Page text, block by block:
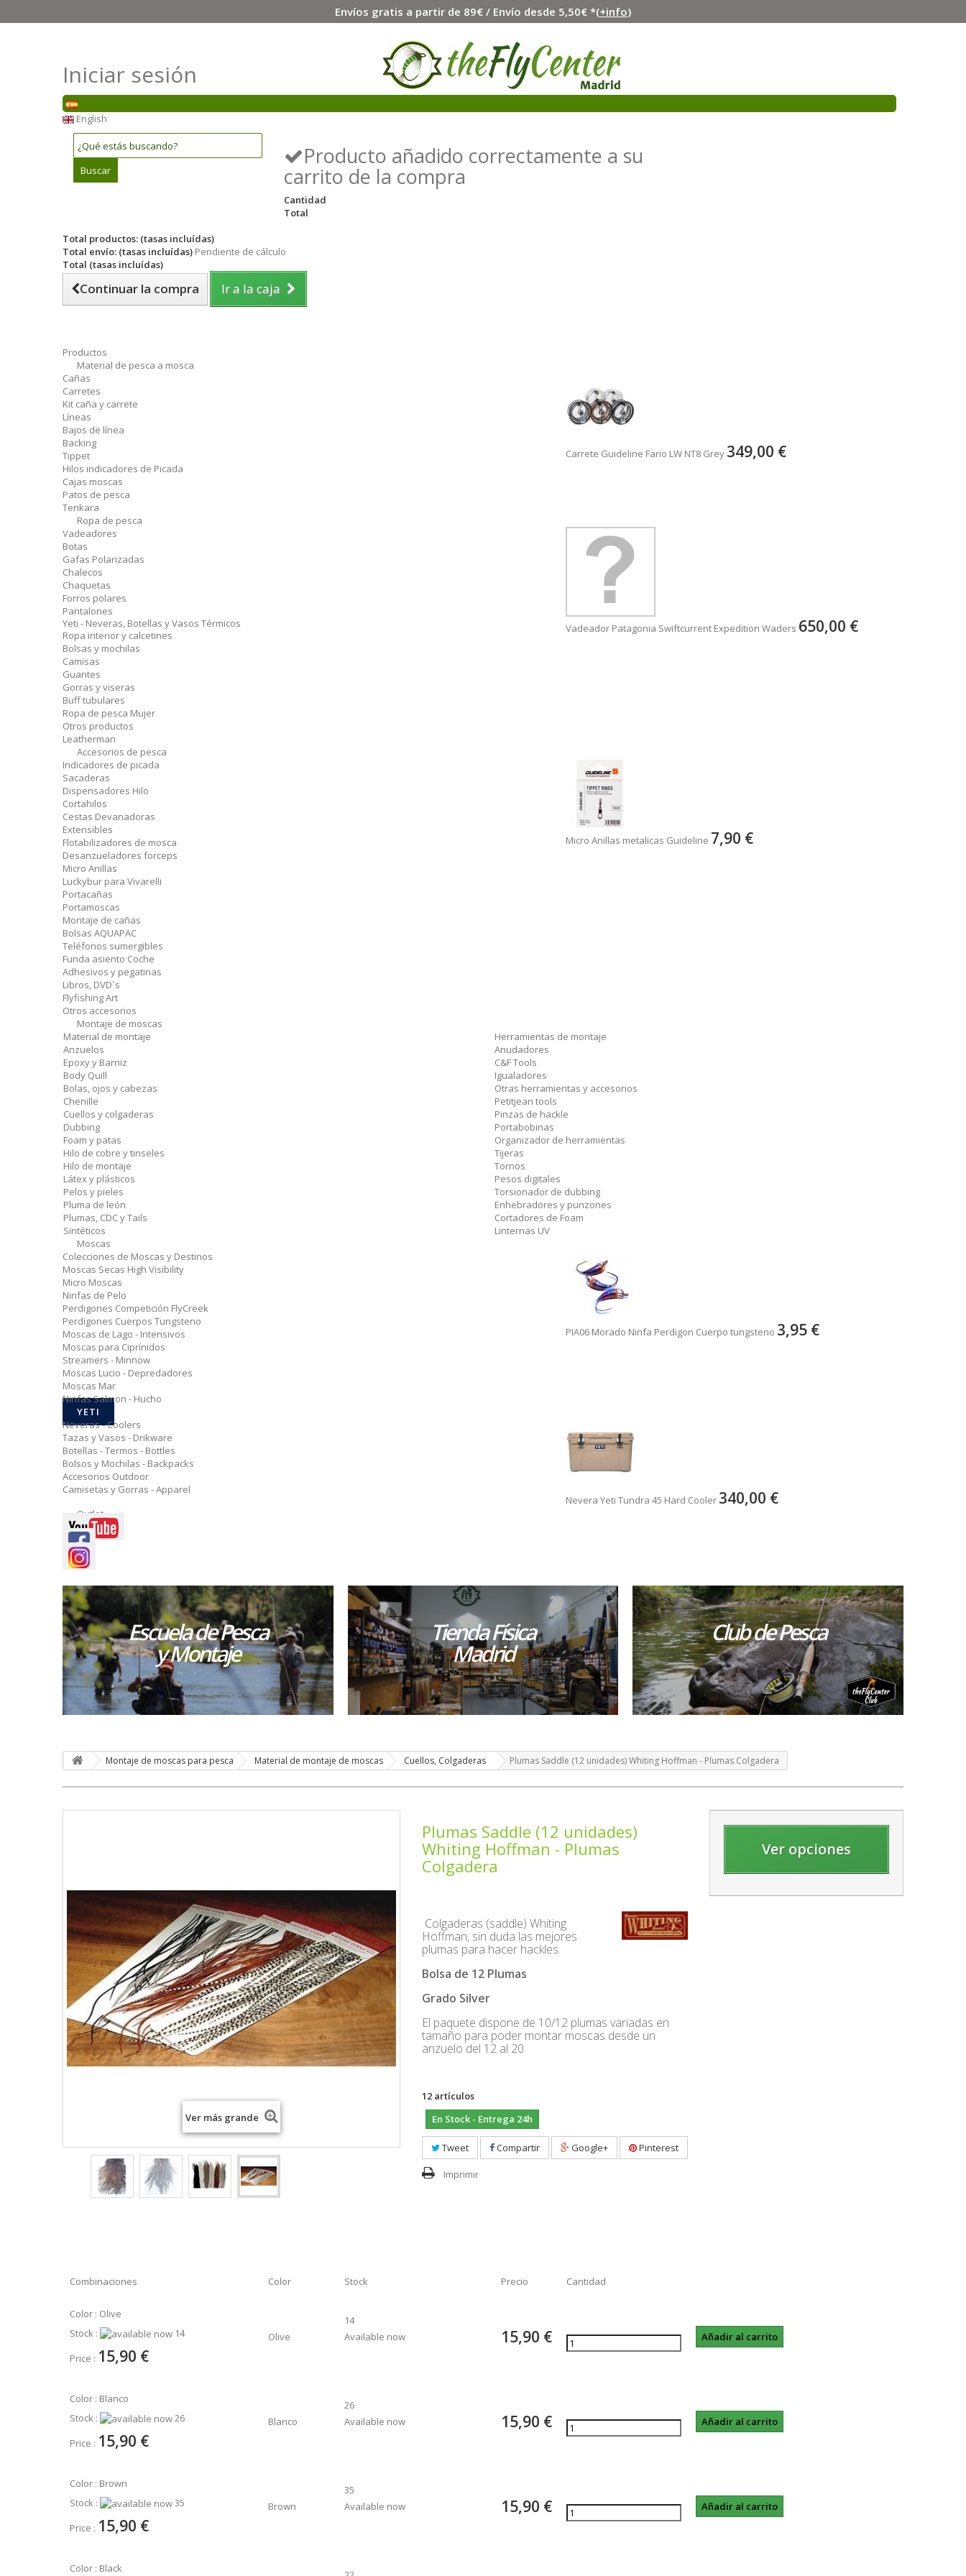
Envíos gratis a partir de 89€ / Envío desde 5,50€ *(+info)
Iniciar sesión
English
Buscar
Producto añadido correctamente a su
carrito de la compra
Cantidad
Total
Total productos: (tasas incluídas)
Total envío: (tasas incluídas) Pendiente de cálculo
Total (tasas incluídas)
Continuar la compra Ir a la caja
Productos
Material de pesca a mosca
Cañas
Carretes
Kit caña y carrete
Líneas
Bajos de línea
Backing
Tippet
Hilos indicadores de Picada
Cajas moscas
Patos de pesca
Tenkara
Carrete Guideline Fario LW NT8 Grey 349,00 €
Ropa de pesca
Vadeadores
Botas
Gafas Polarizadas
Chalecos
Chaquetas
Forros polares
Pantalones
Yeti - Neveras, Botellas y Vasos Térmicos
Ropa interior y calcetines
Bolsas y mochilas
Camisas
Guantes
Gorras y viseras
Buff tubulares
Ropa de pesca Mujer
Otros productos
Leatherman
Vadeador Patagonia Swiftcurrent Expedition Waders 650,00 €
Accesorios de pesca
Indicadores de picada
Sacaderas
Dispensadores Hilo
Cortahilos
Cestas Devanadoras
Extensibles
Flotabilizadores de mosca
Desanzueladores forceps
Micro Anillas
Luckybur para Vivarelli
Portacañas
Portamoscas
Montaje de cañas
Bolsas AQUAPAC
Teléfonos sumergibles
Funda asiento Coche
Adhesivos y pegatinas
Libros, DVD´s
Flyfishing Art
Otros accesorios
Micro Anillas metalicas Guideline 7,90 €
Montaje de moscas
Material de montaje
Anzuelos
Epoxy y Barniz
Body Quill
Bolas, ojos y cabezas
Chenille
Cuellos y colgaderas
Dubbing
Foam y patas
Hilo de cobre y tinseles
Hilo de montaje
Látex y plásticos
Pelos y pieles
Pluma de león
Plumas, CDC y Tails
Sintéticos
Herramientas de montaje
Anudadores
C&F Tools
Igualadores
Otras herramientas y accesorios
Petitjean tools
Pinzas de hackle
Portabobinas
Organizador de herramientas
Tijeras
Tornos
Pesos digitales
Torsionador de dubbing
Enhebradores y punzones
Cortadores de Foam
Linternas UV
Moscas
Colecciones de Moscas y Destinos
Moscas Secas High Visibility
Micro Moscas
Ninfas de Pelo
Perdigones Competición FlyCreek
Perdigones Cuerpos Tungsteno
Moscas de Lago - Intensivos
Moscas para Ciprínidos
Streamers - Minnow
Moscas Lucio - Depredadores
Moscas Mar
Ninfas Salmon - Hucho
PIA06 Morado Ninfa Perdigon Cuerpo tungsteno 3,95 €
YETI
Neveras - Coolers
Tazas y Vasos - Drikware
Botellas - Termos - Bottles
Bolsos y Mochilas - Backpacks
Accesorios Outdoor
Camisetas y Gorras - Apparel
Nevera Yeti Tundra 45 Hard Cooler 340,00 €
Outlet
Escuela de Pesca
y Montaje
Tienda Física
Madrid
Club de Pesca
Montaje de moscas para pesca Material de montaje de moscas Cuellos, Colgaderas Plumas Saddle (12 unidades) Whiting Hoffman - Plumas Colgadera
Ver más grande
Plumas Saddle (12 unidades)
Whiting Hoffman - Plumas
Colgadera
Colgaderas (saddle) Whiting
Hoffman, sin duda las mejores
plumas para hacer hackles.
Bolsa de 12 Plumas
Grado Silver
El paquete dispone de 10/12 plumas variadas en
tamaño para poder montar moscas desde un
anzuelo del 12 al 20
12 artículos
En Stock - Entrega 24h
Tweet Compartir Google+ Pinterest
Imprimir
Ver opciones
Combinaciones Color Stock Precio Cantidad
Color : Olive
Stock :
14
Price : 15,90 €
Olive
14
Available now
15,90 €
Color : Blanco
Stock :
26
Price : 15,90 €
Blanco
26
Available now
15,90 €
Color : Brown
Stock :
35
Price : 15,90 €
Brown
35
Available now
15,90 €
Color : Black